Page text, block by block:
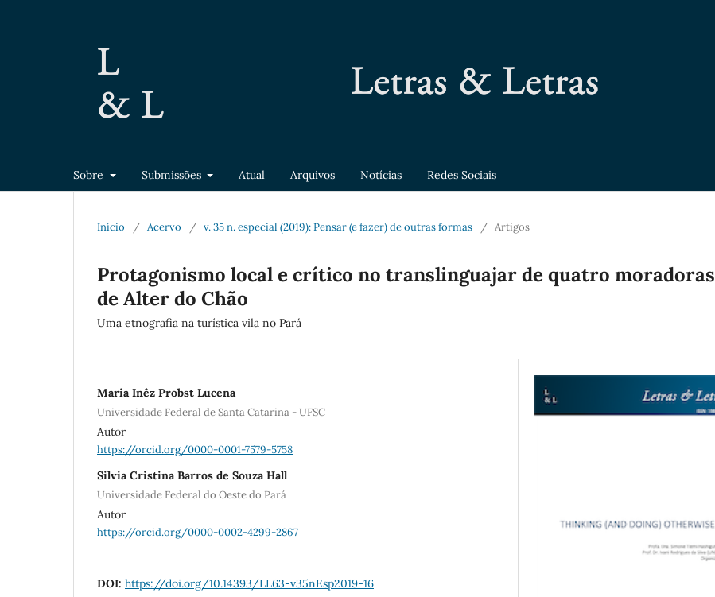
Sobre Submissões Atual Arquivos Notícias Redes Sociais
Início / Acervo / v. 35 n. especial (2019): Pensar (e fazer) de outras formas / Artigos
Protagonismo local e crítico no translinguajar de quatro moradoras
de Alter do Chão
Uma etnografia na turística vila no Pará
Maria Inêz Probst Lucena
Universidade Federal de Santa Catarina - UFSC
Autor
https://orcid.org/0000-0001-7579-5758
Silvia Cristina Barros de Souza Hall
Universidade Federal do Oeste do Pará
Autor
https://orcid.org/0000-0002-4299-2867
DOI: https://doi.org/10.14393/LL63-v35nEsp2019-16